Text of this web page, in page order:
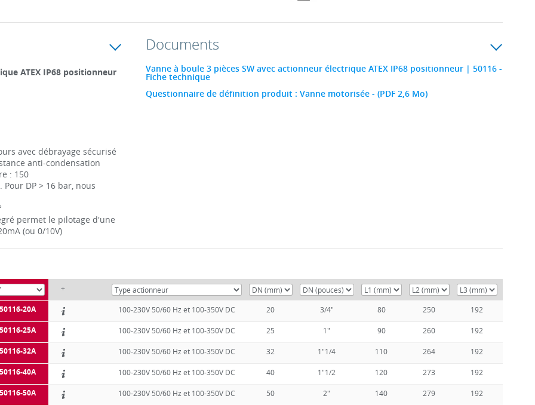
ATEX IP68 positionneur
avec débrayage sécurisé
anti-condensation
: 150
DP > 16 bar, nous
permet le pilotage d'une
(ou 0/10V)
Documents
Vanne à boule 3 pièces SW avec actionneur électrique ATEX IP68 positionneur | 50116 -
Fiche technique
Questionnaire de définition produit : Vanne motorisée - (PDF 2,6 Mo)
+
20A 100-230V 50/60 Hz et 100-350V DC 20 3/4" 80 250 192
25A 100-230V 50/60 Hz et 100-350V DC 25 1" 90 260 192
32A 100-230V 50/60 Hz et 100-350V DC 32 1"1/4 110 264 192
40A 100-230V 50/60 Hz et 100-350V DC 40 1"1/2 120 273 192
50A 100-230V 50/60 Hz et 100-350V DC 50 2" 140 279 192